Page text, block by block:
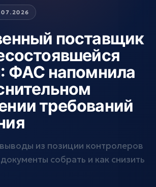
поставщик
ФАС напомнила
требований
из позиции контролеров
собрать и как снизить